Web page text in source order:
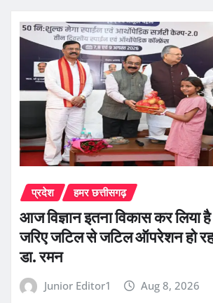
प्रदेश हमर छत्तीसगढ़
आज विज्ञान इतना विकास कर लिया
जरिए जटिल से जटिल ऑपरेशन हो
डा. रमन
Junior Editor1 Aug 8, 2026